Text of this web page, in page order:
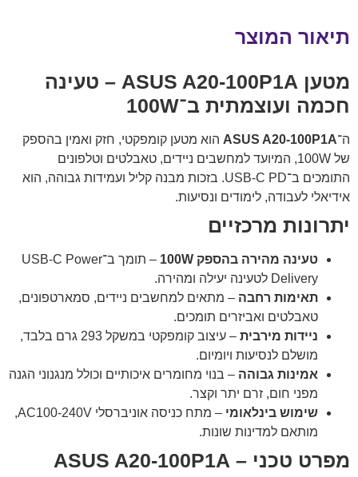
תיאור המוצר
מטען ASUS A20-100P1A – טעינה
חכמה ועוצמתית ב־100W
ה־ASUS A20-100P1A הוא מטען קומפקטי, חזק ואמין בהספק
של ‎100W, המיועד למחשבים ניידים, טאבלטים וטלפונים
התומכים ב־USB-C PD. בזכות מבנה קליל ועמידות גבוהה, הוא
אידיאלי לעבודה, לימודים ונסיעות.
יתרונות מרכזיים
טעינה מהירה בהספק 100W
– תומך ב־USB-C Power
Delivery לטעינה יעילה ומהירה.
תאימות רחבה – מתאים למחשבים ניידים, סמארטפונים,
טאבלטים ואביזרים תומכים.
ניידות מירבית
– עיצוב קומפקטי במשקל ‎293 גרם בלבד,
מושלם לנסיעות ויומיום.
אמינות גבוהה – בנוי מחומרים איכותיים וכולל מנגנוני הגנה
מפני חום, זרם יתר וקצר.
שימוש בינלאומי
– מתח כניסה אוניברסלי ‎AC100-240V,
מותאם למדינות שונות.
מפרט טכני – ASUS A20-100P1A